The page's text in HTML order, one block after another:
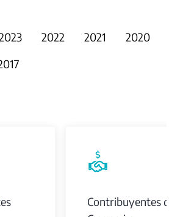
2022 2021
2020
Contribuyentes